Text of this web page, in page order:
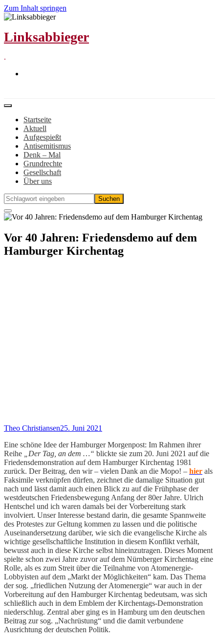
Zum Inhalt springen
Linksabbieger
.
Startseite
Aktuell
Aufgespießt
Antisemitismus
Denk – Mal
Grundrechte
Gesellschaft
Über uns
Vor 40 Jahren: Friedensdemo auf dem
Hamburger Kirchentag
Theo Christiansen25. Juni 2021
Eine schöne Idee der Hamburger Morgenpost: Im Rahmen ihrer
Reihe
„Der Tag, an dem …“ blickte sie zum 20. Juni 2021 auf die
Friedensdemonstration auf dem Hamburger Kirchentag 1981
zurück. Der Beitrag, den wir – vielen Dank an die Mopo! – hier als
Faksimile verknüpfen dürfen, zeichnet die damalige Situation gut
nach und lässt damit auch einen Blick zu auf die Frühphase der
westdeutschen Friedensbewegung Anfang der 80er Jahre. Ulrich
Hentschel und ich waren damals bei der Vorbereitung stark
involviert. Unser Interesse bestand darin, die gesamte Spannweite
des Protestes zur Geltung kommen zu lassen und die politische
Auseinandersetzung darüber, wie sich die evangelische Kirche als
wichtige gesellschaftliche Institution in diesem Konflikt verhält,
bewusst auch in diese Kirche selbst hineinzutragen. Dieses Moment
spielte schon zwei Jahre zuvor auf dem Nürnberger Kirchentag eine
Rolle, als es zum Streit über die Teilnahme von Atomenergie-
Lobbyisten auf dem „Markt der Möglichkeiten“ kam. Das Thema
der sog. „friedlichen Nutzung der Atomenergie“ war auch in der
Vorbereitung auf den Hamburger Kirchentag bedeutsam, was sich
schließlich auch in dem Emblem der Kirchentags-Demonstration
niederschlug. Zentral aber ging es in Hamburg um den deutschen
Beitrag zur sog. „Nachrüstung“ und die damit verbundene
Ausrichtung der deutschen Politik.